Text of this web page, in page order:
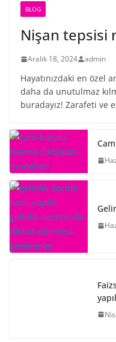
BLOG
Nişan tepsisi
Aralık 18, 2024 admin
Hayatınızdaki en özel
daha da unutulmaz
buradayız! Zarafeti ve